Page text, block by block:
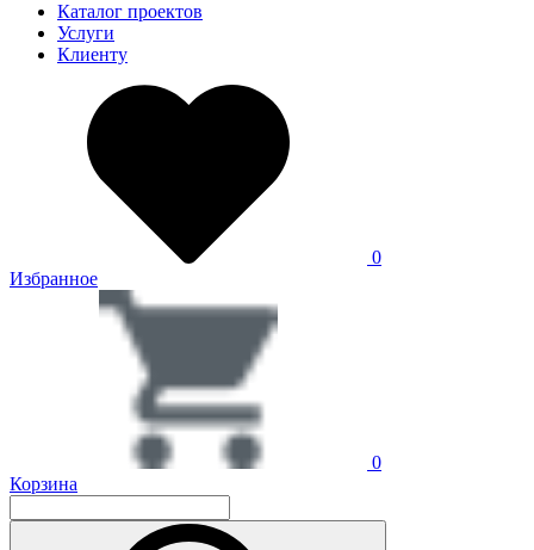
Каталог проектов
Услуги
Клиенту
0
Избранное
0
Корзина